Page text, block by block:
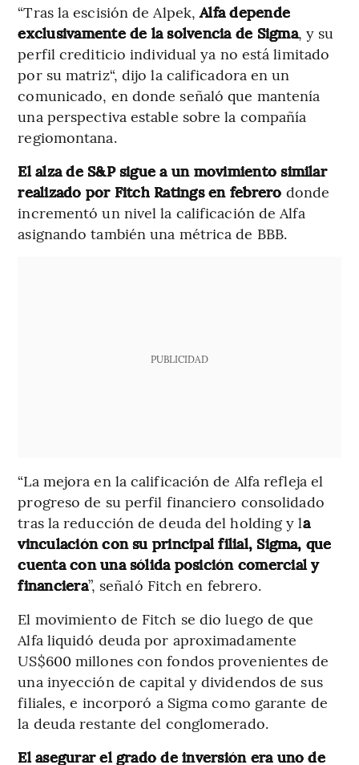
“Tras la escisión de Alpek,Alfa depende
exclusivamente de la solvencia de Sigma, y ​​su
perfil crediticio individual ya no está limitado
por su matriz“, dijo la calificadora en un
comunicado, en donde señaló que mantenía
una perspectiva estable sobre la compañía
regiomontana.
El alza de S&P sigue a un movimiento similar
realizado por Fitch Ratings en febrero donde
incrementó un nivel la calificación de Alfa
asignando también una métrica de BBB.
PUBLICIDAD
“La mejora en la calificación de Alfa refleja el
progreso de su perfil financiero consolidado
tras la reducción de deuda del holding y la
vinculación con su principal filial, Sigma, que
cuenta con una sólida posición comercial y
financiera”, señaló Fitch en febrero.
El movimiento de Fitch se dio luego de que
Alfa liquidó deuda por aproximadamente
US$600 millones con fondos provenientes de
una inyección de capital y dividendos de sus
filiales, e incorporó a Sigma como garante de
la deuda restante del conglomerado.
El asegurar el grado de inversión era uno de